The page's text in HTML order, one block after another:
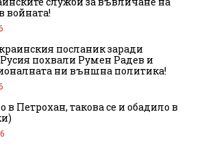
войната!
посланик заради
похвали Румен Радев и
ни външна политика!
в Петрохан, такова се и обадило в